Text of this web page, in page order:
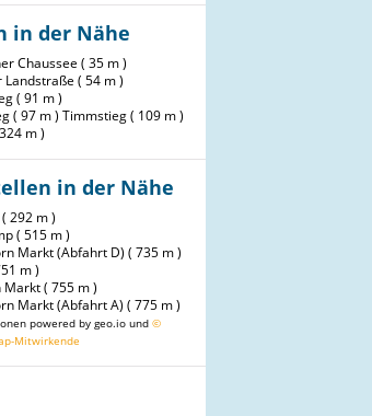
in der Nähe
Chaussee ( 35 m )
( 54 m )
( 91 m )
( 97 m ) Timmstieg ( 109 m )
m )
in der Nähe
292 m )
( 515 m )
Markt (Abfahrt D) ( 735 m )
m )
Markt ( 755 m )
Markt (Abfahrt A) ( 775 m )
powered by geo.io und ©
Mitwirkende